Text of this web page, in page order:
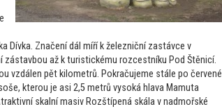
Dívka. Značení dál míří k železniční zastávce v
zástavbou až k turistickému rozcestníku Pod Štěnicí.
vzdálen pět kilometrů. Pokračujeme stále po červené
kterou je asi 2,5 metrů vysoká hlava Mamuta
skalní masiv Rozštípená skála v nadmořské